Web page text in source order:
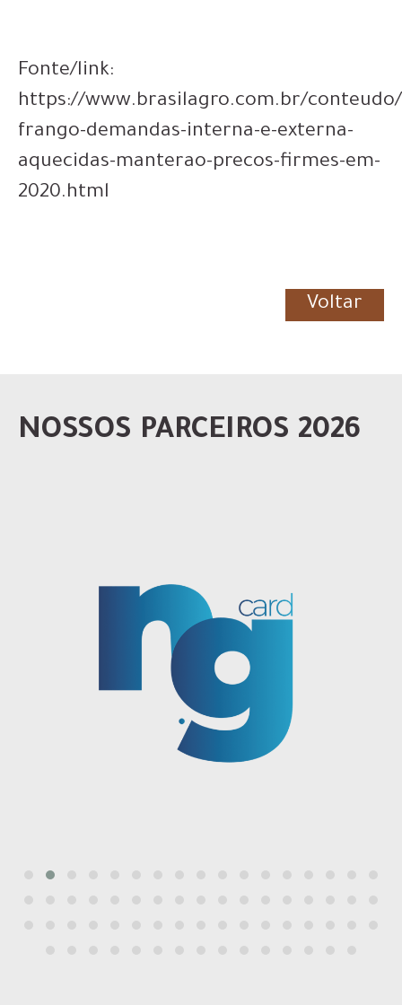
Fonte/link:
https://www.brasilagro.com.br/
frango-demandas-interna-e-externa-
aquecidas-manterao-precos-firmes-em-
2020.html
Voltar
NOSSOS PARCEIROS 2026